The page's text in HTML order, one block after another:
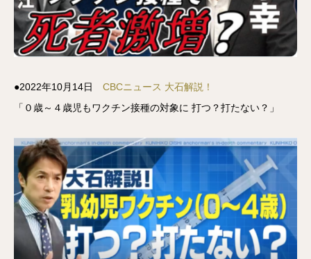
●2022年10月14日 CBCニュース 大石解説！
「０歳～４歳児もワクチン接種の対象に 打つ？打たない？」